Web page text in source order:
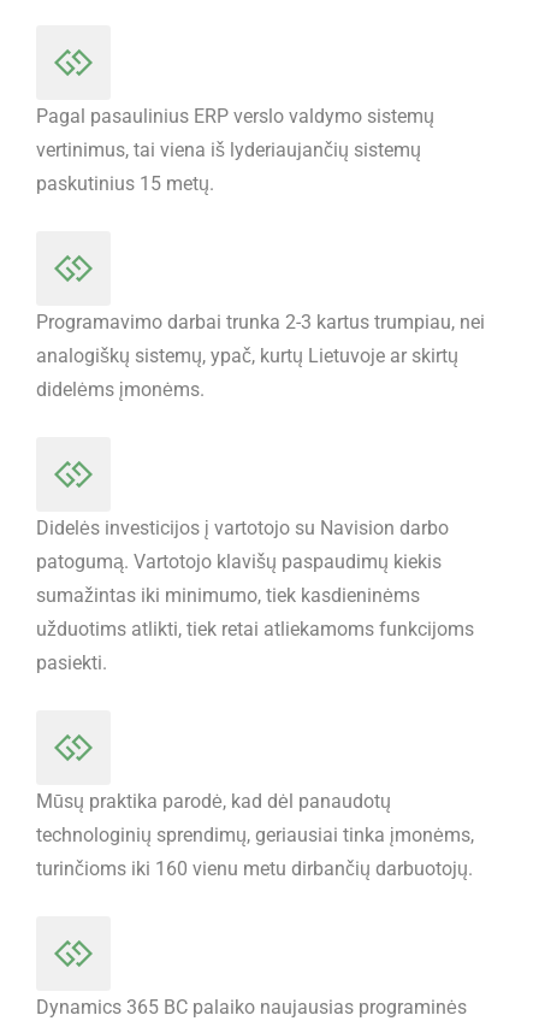
Pagal pasaulinius ERP verslo valdymo sistemų
vertinimus, tai viena iš lyderiaujančių sistemų
paskutinius 15 metų.
Programavimo darbai trunka 2-3 kartus trumpiau, nei
analogiškų sistemų, ypač, kurtų Lietuvoje ar skirtų
didelėms įmonėms.
Didelės investicijos į vartotojo su Navision darbo
patogumą. Vartotojo klavišų paspaudimų kiekis
sumažintas iki minimumo, tiek kasdieninėms
užduotims atlikti, tiek retai atliekamoms funkcijoms
pasiekti.
Mūsų praktika parodė, kad dėl panaudotų
technologinių sprendimų, geriausiai tinka įmonėms,
turinčioms iki 160 vienu metu dirbančių darbuotojų.
Dynamics 365 BC palaiko naujausias programinės